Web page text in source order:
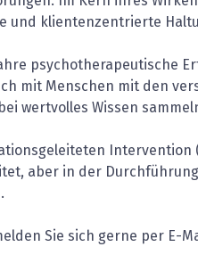
und klientenzentrierte
psychotherapeutische
mit Menschen mit den
wertvolles Wissen
Intervention
aber in der
Sie sich gerne per E-